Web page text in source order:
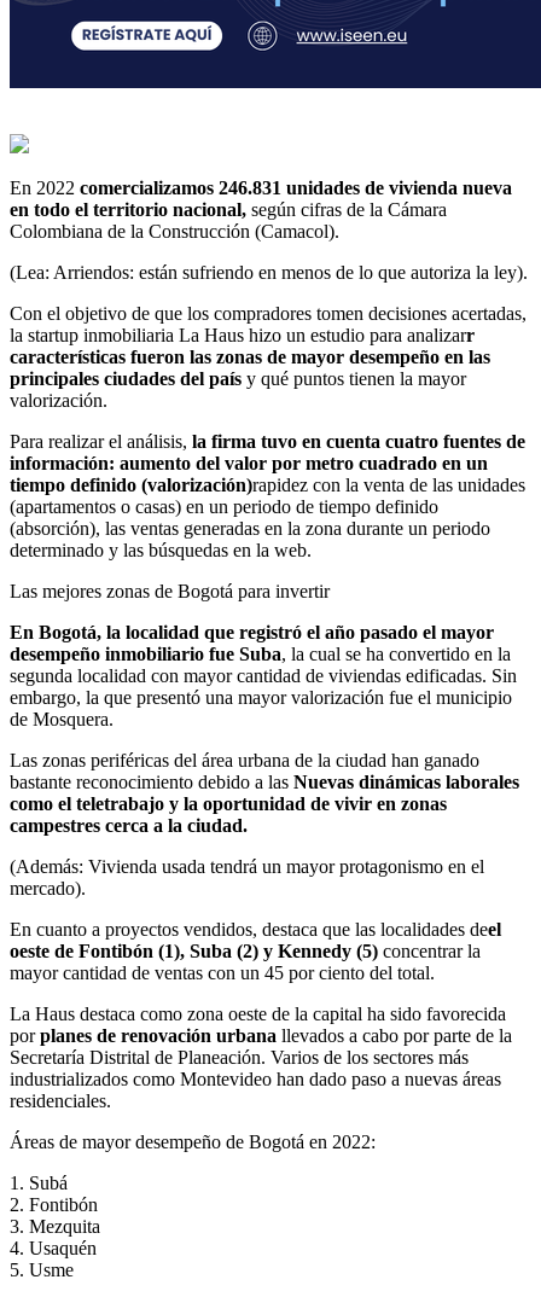
En 2022 comercializamos 246.831 unidades de vivienda nueva
en todo el territorio nacional, según cifras de la Cámara
Colombiana de la Construcción (Camacol).
(Lea: Arriendos: están sufriendo en menos de lo que autoriza la ley).
Con el objetivo de que los compradores tomen decisiones acertadas,
la startup inmobiliaria La Haus hizo un estudio para analizarr
características fueron las zonas de mayor desempeño en las
principales ciudades del país y qué puntos tienen la mayor
valorización.
Para realizar el análisis, la firma tuvo en cuenta cuatro fuentes de
información: aumento del valor por metro cuadrado en un
tiempo definido (valorización)rapidez con la venta de las unidades
(apartamentos o casas) en un periodo de tiempo definido
(absorción), las ventas generadas en la zona durante un periodo
determinado y las búsquedas en la web.
Las mejores zonas de Bogotá para invertir
En Bogotá, la localidad que registró el año pasado el mayor
desempeño inmobiliario fue Suba, la cual se ha convertido en la
segunda localidad con mayor cantidad de viviendas edificadas. Sin
embargo, la que presentó una mayor valorización fue el municipio
de Mosquera.
Las zonas periféricas del área urbana de la ciudad han ganado
bastante reconocimiento debido a las Nuevas dinámicas laborales
como el teletrabajo y la oportunidad de vivir en zonas
campestres cerca a la ciudad.
(Además: Vivienda usada tendrá un mayor protagonismo en el
mercado).
En cuanto a proyectos vendidos, destaca que las localidades deel
oeste de Fontibón (1), Suba (2) y Kennedy (5) concentrar la
mayor cantidad de ventas con un 45 por ciento del total.
La Haus destaca como zona oeste de la capital ha sido favorecida
porplanes de renovación urbana llevados a cabo por parte de la
Secretaría Distrital de Planeación. Varios de los sectores más
industrializados como Montevideo han dado paso a nuevas áreas
residenciales.
Áreas de mayor desempeño de Bogotá en 2022:
1. Subá
2. Fontibón
3. Mezquita
4. Usaquén
5. Usme